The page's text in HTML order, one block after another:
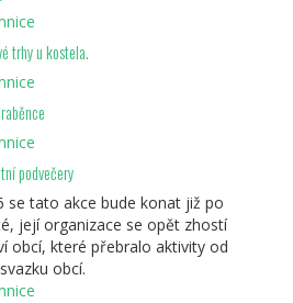
trhy u kostela.
podvečery
se tato akce bude konat již po
její organizace se opět zhostí
obcí, které přebralo aktivity od
obcí.